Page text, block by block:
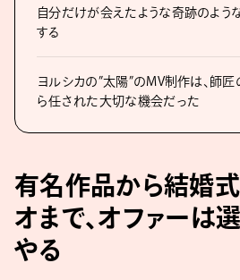
自分だけが会えたような奇跡のよう
する
ヨルシカの”太陽”のMV制作は、師匠
ら任された大切な機会だった
有名作品から結婚
オまで、オファーは
やる